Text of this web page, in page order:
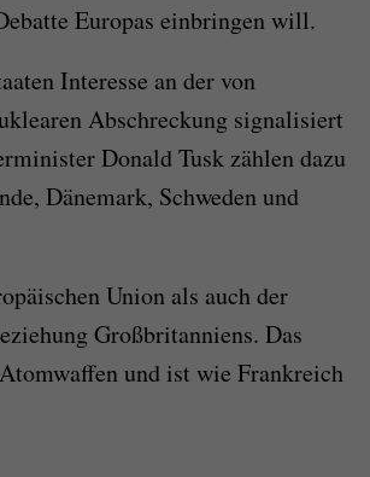
Europas einbringen will.
Interesse an der von
Abschreckung signalisiert
Donald Tusk zählen dazu
Dänemark, Schweden und
Union als auch der
Großbritanniens. Das
und ist wie Frankreich